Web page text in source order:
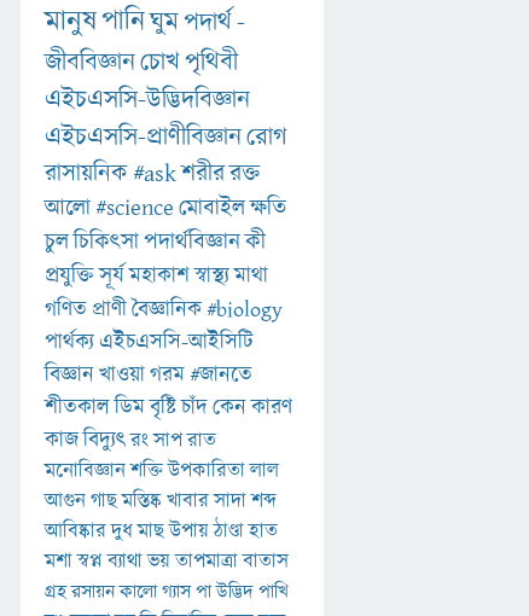
মানুষপানিঘুমপদার্থ-
জীববিজ্ঞানচোখপৃথিবী
এইচএসসি-উদ্ভিদবিজ্ঞান
এইচএসসি-প্রাণীবিজ্ঞানরোগ
রাসায়নিক#askশরীররক্ত
আলো#scienceমোবাইলক্ষতি
চুলচিকিৎসাপদার্থবিজ্ঞানকী
প্রযুক্তিসূর্যমহাকাশস্বাস্থ্যমাথা
গণিত প্রাণীবৈজ্ঞানিক#biology
পার্থক্য এইচএসসি-আইসিটি
বিজ্ঞানখাওয়াগরম#জানতে
শীতকালডিমবৃষ্টিচাঁদকেনকারণ
কাজবিদ্যুৎরংসাপরাত
মনোবিজ্ঞানশক্তিউপকারিতালাল
আগুনগাছমস্তিষ্কখাবারসাদাশব্দ
আবিষ্কারদুধমাছউপায়ঠাণ্ডাহাত
মশাস্বপ্নব্যাথাভয়তাপমাত্রাবাতাস
গ্রহরসায়নকালোগ্যাসপাউদ্ভিদপাখি